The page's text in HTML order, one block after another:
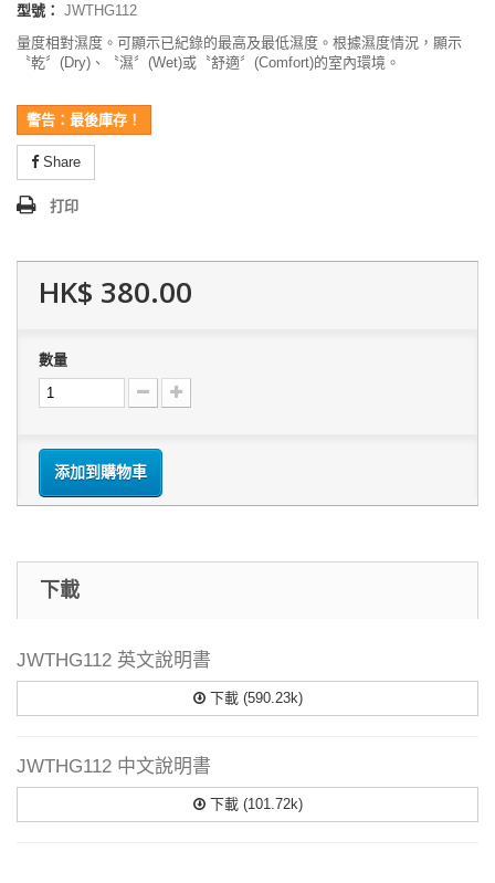
型號： JWTHG112
量度相對濕度。可顯示已紀錄的最高及最低濕度。根據濕度情況，顯示
〝乾〞(Dry)、〝濕〞(Wet)或〝舒適〞(Comfort)的室內環境。
警告：最後庫存！
Share
打印
HK$ 380.00
數量
添加到購物車
下載
JWTHG112 英文說明書
下載 (590.23k)
JWTHG112 中文說明書
下載 (101.72k)